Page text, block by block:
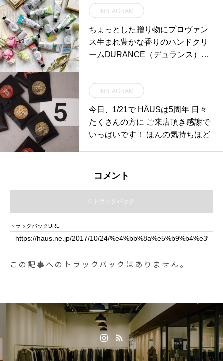
INSTAGRAM
ちょっとした贈り物にプロヴァン
ス生まれ豊かな香りのハンドクリ
ームDURANCE（デュランス）プ
限り自社の畑と地元の農場で有機
栽培された原料を使用する」とい
うポリシーを守って厳選された原
材料は、香りの都グラースで調香
物、果実の魅力を最大限に生かし
ーチに入るサイズのハンドクリー
ム。手洗いの後の保湿や香りで気
分を和らげたいときに。保湿力と
ウ）が配合されています。□□□□□
本アカウントのプロフィールURL
□□□□□ □□□□□□ □□□□□□ □□□□□□
□□□#store#haus_netstore #DURA
NCE#デュランス#ハンドクリーム
#handcream#gift#haus_matsue #h
aus_netstore
INSTAGRAM
今日、1/21で HÅUSは5周年 日々
たくさんの方に ご来店頂き感謝で
いっぱいです！ ほんの気持ちほど
コメント
0 トラックバック
トラックバックURL
この記事へのトラックバックはありません。